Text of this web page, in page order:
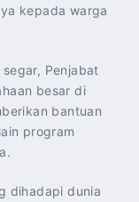
kepada warga
Penjabat
besar di
bantuan
program
dihadapi dunia